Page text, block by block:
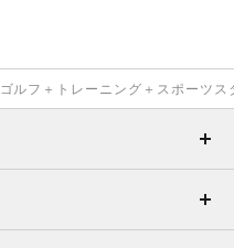
ゴルフ＋トレーニング＋スポーツス